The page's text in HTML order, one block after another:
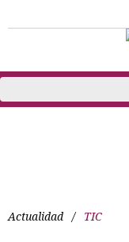
Actualidad / TIC